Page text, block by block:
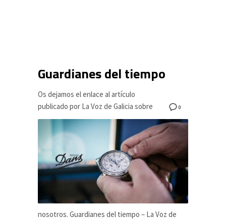
Guardianes del tiempo
0
Os dejamos el enlace al artículo
publicado por La Voz de Galicia sobre
nosotros. Guardianes del tiempo – La Voz de